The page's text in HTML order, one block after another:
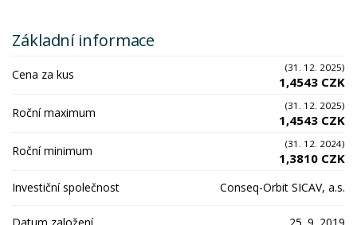
Základní informace
Cena za kus (31. 12. 2025)
1,4543 CZK
Roční maximum (31. 12. 2025)
1,4543 CZK
Roční minimum (31. 12. 2024)
1,3810 CZK
Investiční společnost Conseq-Orbit SICAV, a.s.